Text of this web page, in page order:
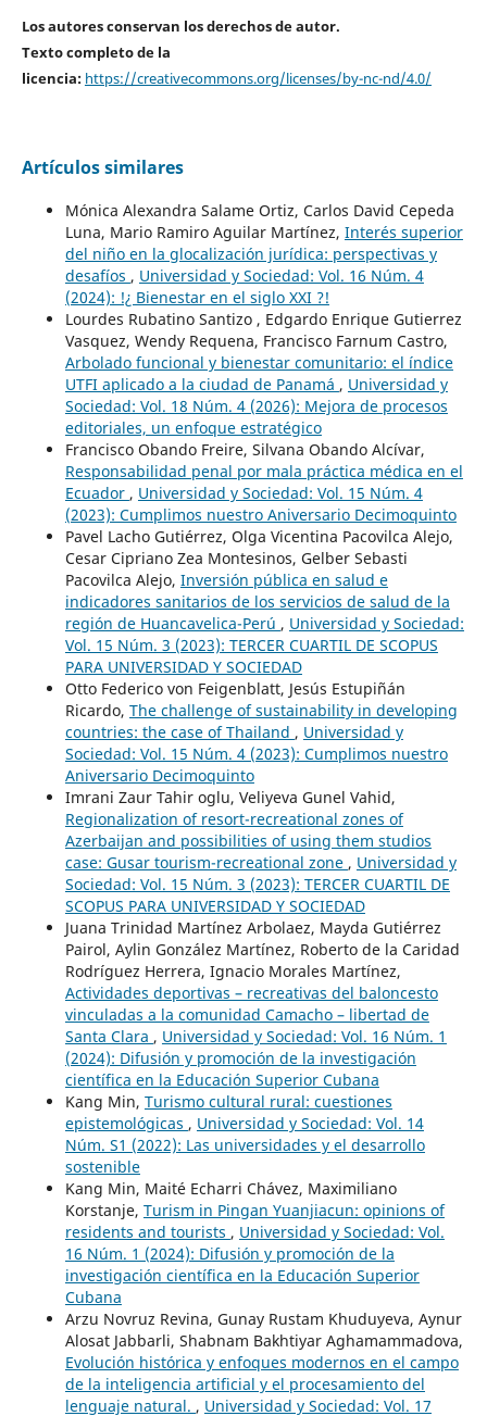
Los autores conservan los derechos de autor.
Texto completo de la
licencia: https://creativecommons.org/licenses/by-nc-nd/4.0/
Artículos similares
Mónica Alexandra Salame Ortiz, Carlos David Cepeda
Luna, Mario Ramiro Aguilar Martínez, Interés superior
del niño en la glocalización jurídica: perspectivas y
desafíos , Universidad y Sociedad: Vol. 16 Núm. 4
(2024): !¿ Bienestar en el siglo XXI ?!
Lourdes Rubatino Santizo , Edgardo Enrique Gutierrez
Vasquez, Wendy Requena, Francisco Farnum Castro,
Arbolado funcional y bienestar comunitario: el índice
UTFI aplicado a la ciudad de Panamá , Universidad y
Sociedad: Vol. 18 Núm. 4 (2026): Mejora de procesos
editoriales, un enfoque estratégico
Francisco Obando Freire, Silvana Obando Alcívar,
Responsabilidad penal por mala práctica médica en el
Ecuador , Universidad y Sociedad: Vol. 15 Núm. 4
(2023): Cumplimos nuestro Aniversario Decimoquinto
Pavel Lacho Gutiérrez, Olga Vicentina Pacovilca Alejo,
Cesar Cipriano Zea Montesinos, Gelber Sebasti
Pacovilca Alejo, Inversión pública en salud e
indicadores sanitarios de los servicios de salud de la
región de Huancavelica-Perú , Universidad y Sociedad:
Vol. 15 Núm. 3 (2023): TERCER CUARTIL DE SCOPUS
PARA UNIVERSIDAD Y SOCIEDAD
Otto Federico von Feigenblatt, Jesús Estupiñán
Ricardo, The challenge of sustainability in developing
countries: the case of Thailand , Universidad y
Sociedad: Vol. 15 Núm. 4 (2023): Cumplimos nuestro
Aniversario Decimoquinto
Imrani Zaur Tahir oglu, Veliyeva Gunel Vahid,
Regionalization of resort-recreational zones of
Azerbaijan and possibilities of using them studios
case: Gusar tourism-recreational zone , Universidad y
Sociedad: Vol. 15 Núm. 3 (2023): TERCER CUARTIL DE
SCOPUS PARA UNIVERSIDAD Y SOCIEDAD
Juana Trinidad Martínez Arbolaez, Mayda Gutiérrez
Pairol, Aylin González Martínez, Roberto de la Caridad
Rodríguez Herrera, Ignacio Morales Martínez,
Actividades deportivas – recreativas del baloncesto
vinculadas a la comunidad Camacho – libertad de
Santa Clara , Universidad y Sociedad: Vol. 16 Núm. 1
(2024): Difusión y promoción de la investigación
científica en la Educación Superior Cubana
Kang Min, Turismo cultural rural: cuestiones
epistemológicas , Universidad y Sociedad: Vol. 14
Núm. S1 (2022): Las universidades y el desarrollo
sostenible
Kang Min, Maité Echarri Chávez, Maximiliano
Korstanje, Turism in Pingan Yuanjiacun: opinions of
residents and tourists , Universidad y Sociedad: Vol.
16 Núm. 1 (2024): Difusión y promoción de la
investigación científica en la Educación Superior
Cubana
Arzu Novruz Revina, Gunay Rustam Khuduyeva, Aynur
Alosat Jabbarli, Shabnam Bakhtiyar Aghamammadova,
Evolución histórica y enfoques modernos en el campo
de la inteligencia artificial y el procesamiento del
lenguaje natural. , Universidad y Sociedad: Vol. 17